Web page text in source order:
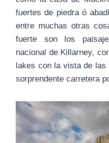
fuertes de piedra ó
entre muchas otras
fuerte son los
nacional de Killarney,
lakes con la vista de las
sorprendente carretera